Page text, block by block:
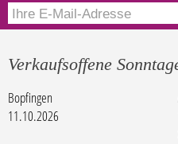
Verkaufsoffene
Bopfingen
11.10.2026